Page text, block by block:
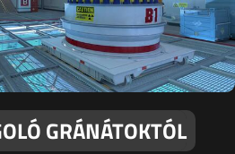
GRÁNÁTOKTÓL